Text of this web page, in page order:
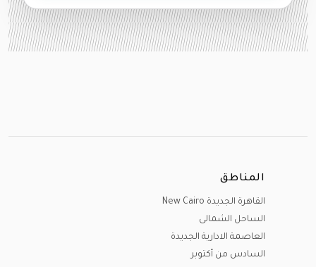
المناطق
القاهرة الجديدة New Cairo
الساحل الشمالى
العاصمة الادارية الجديدة
السادس من أكتوبر